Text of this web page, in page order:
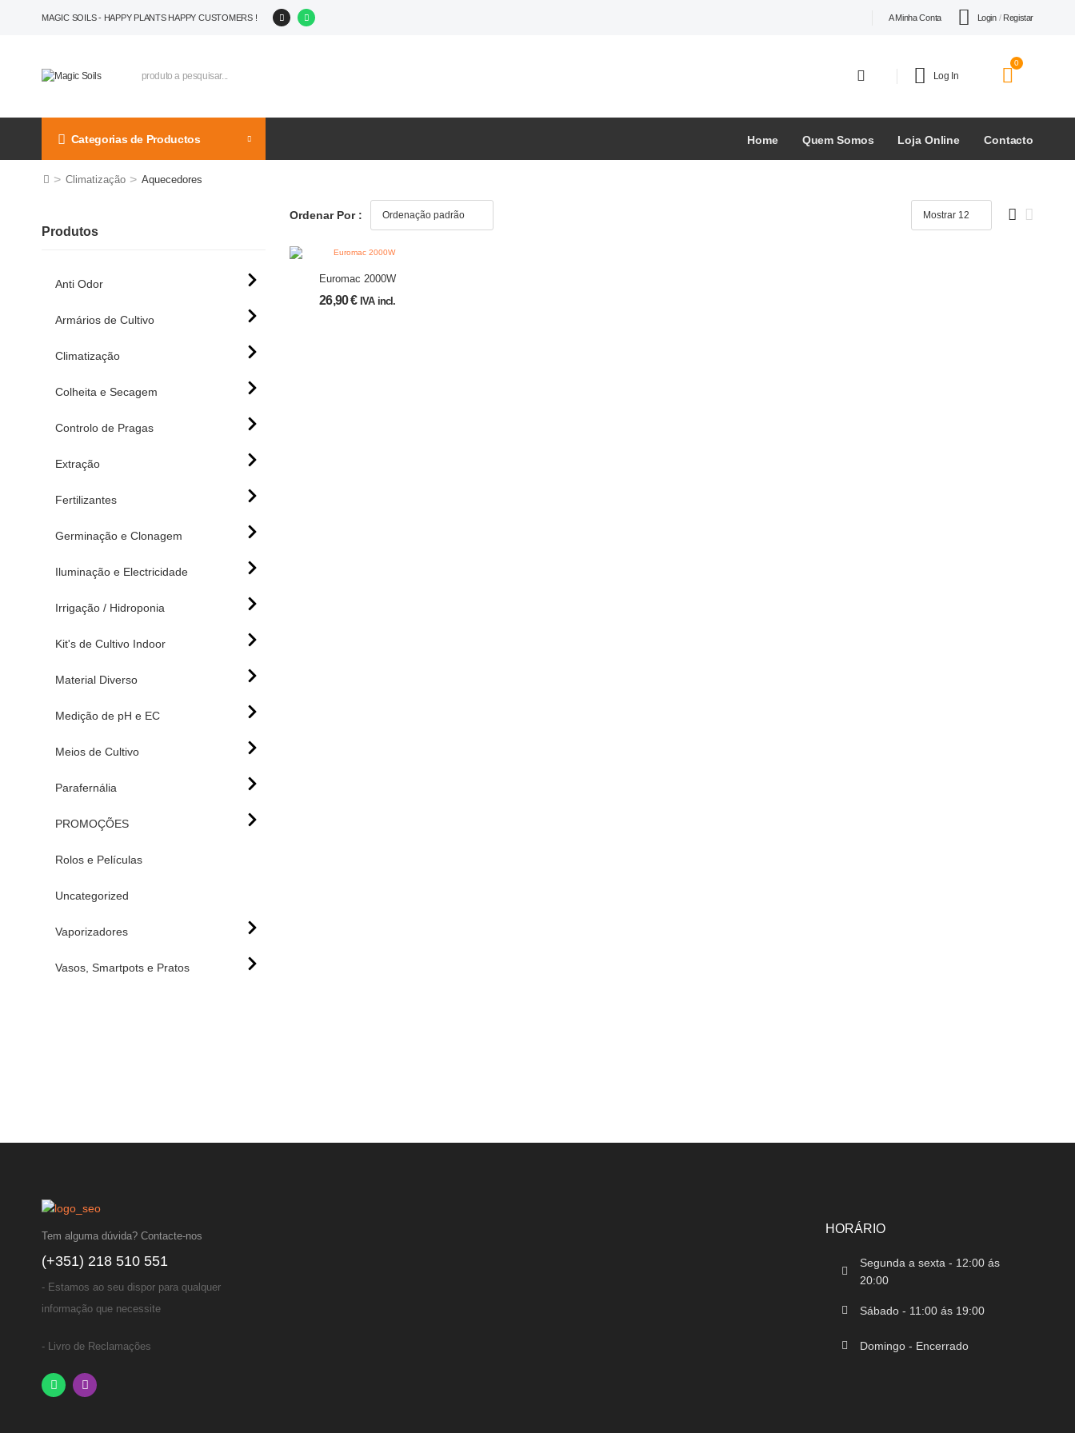
MAGIC SOILS - HAPPY PLANTS HAPPY CUSTOMERS ! A Minha Conta Login / Registar
Log In
0
Categorias de Productos Home Quem Somos Loja Online Contacto
> Climatização > Aquecedores
Produtos
Anti Odor
Armários de Cultivo
Climatização
Colheita e Secagem
Controlo de Pragas
Extração
Fertilizantes
Germinação e Clonagem
Iluminação e Electricidade
Irrigação / Hidroponia
Kit's de Cultivo Indoor
Material Diverso
Medição de pH e EC
Meios de Cultivo
Parafernália
PROMOÇÕES
Rolos e Películas
Uncategorized
Vaporizadores
Vasos, Smartpots e Pratos
Ordenar Por :
Euromac 2000W
26,90€ IVA incl.
Tem alguma dúvida? Contacte-nos
(+351) 218 510 551
- Estamos ao seu dispor para qualquer
informação que necessite
- Livro de Reclamações
HORÁRIO
Segunda a sexta - 12:00 ás
20:00
Sábado - 11:00 ás 19:00
Domingo - Encerrado